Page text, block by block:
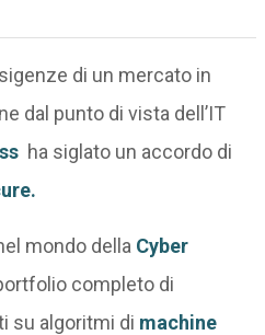
di un mercato in
dal punto di vista dell’IT
ha siglato un accordo di
mondo della Cyber
completo di
su algoritmi di machine